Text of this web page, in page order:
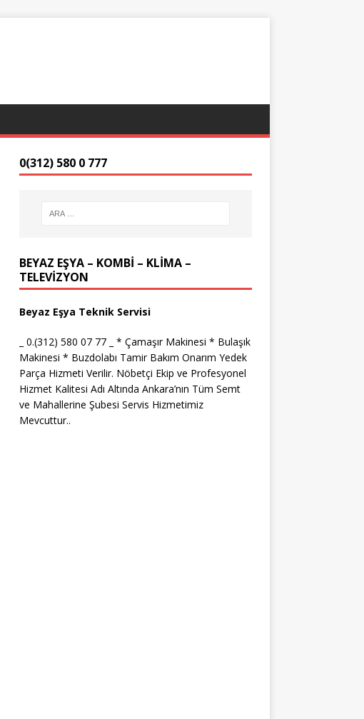
0(312) 580 0 777
BEYAZ EŞYA – KOMBİ – KLİMA –
TELEVİZYON
Beyaz Eşya Teknik Servisi
_ 0.(312) 580 07 77 _ * Çamaşır Makinesi * Bulaşık
Makinesi * Buzdolabı Tamir Bakım Onarım Yedek
Parça Hizmeti Verilir. Nöbetçi Ekip ve Profesyonel
Hizmet Kalitesi Adı Altında Ankara’nın Tüm Semt
ve Mahallerine Şubesi Servis Hizmetimiz
Mevcuttur..